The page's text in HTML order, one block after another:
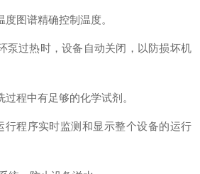
度图谱精确控制温度。
泵过热时，设备自动关闭，以防损坏机
过程中有足够的化学试剂 。
行程序实时监测和显示整个设备的运行